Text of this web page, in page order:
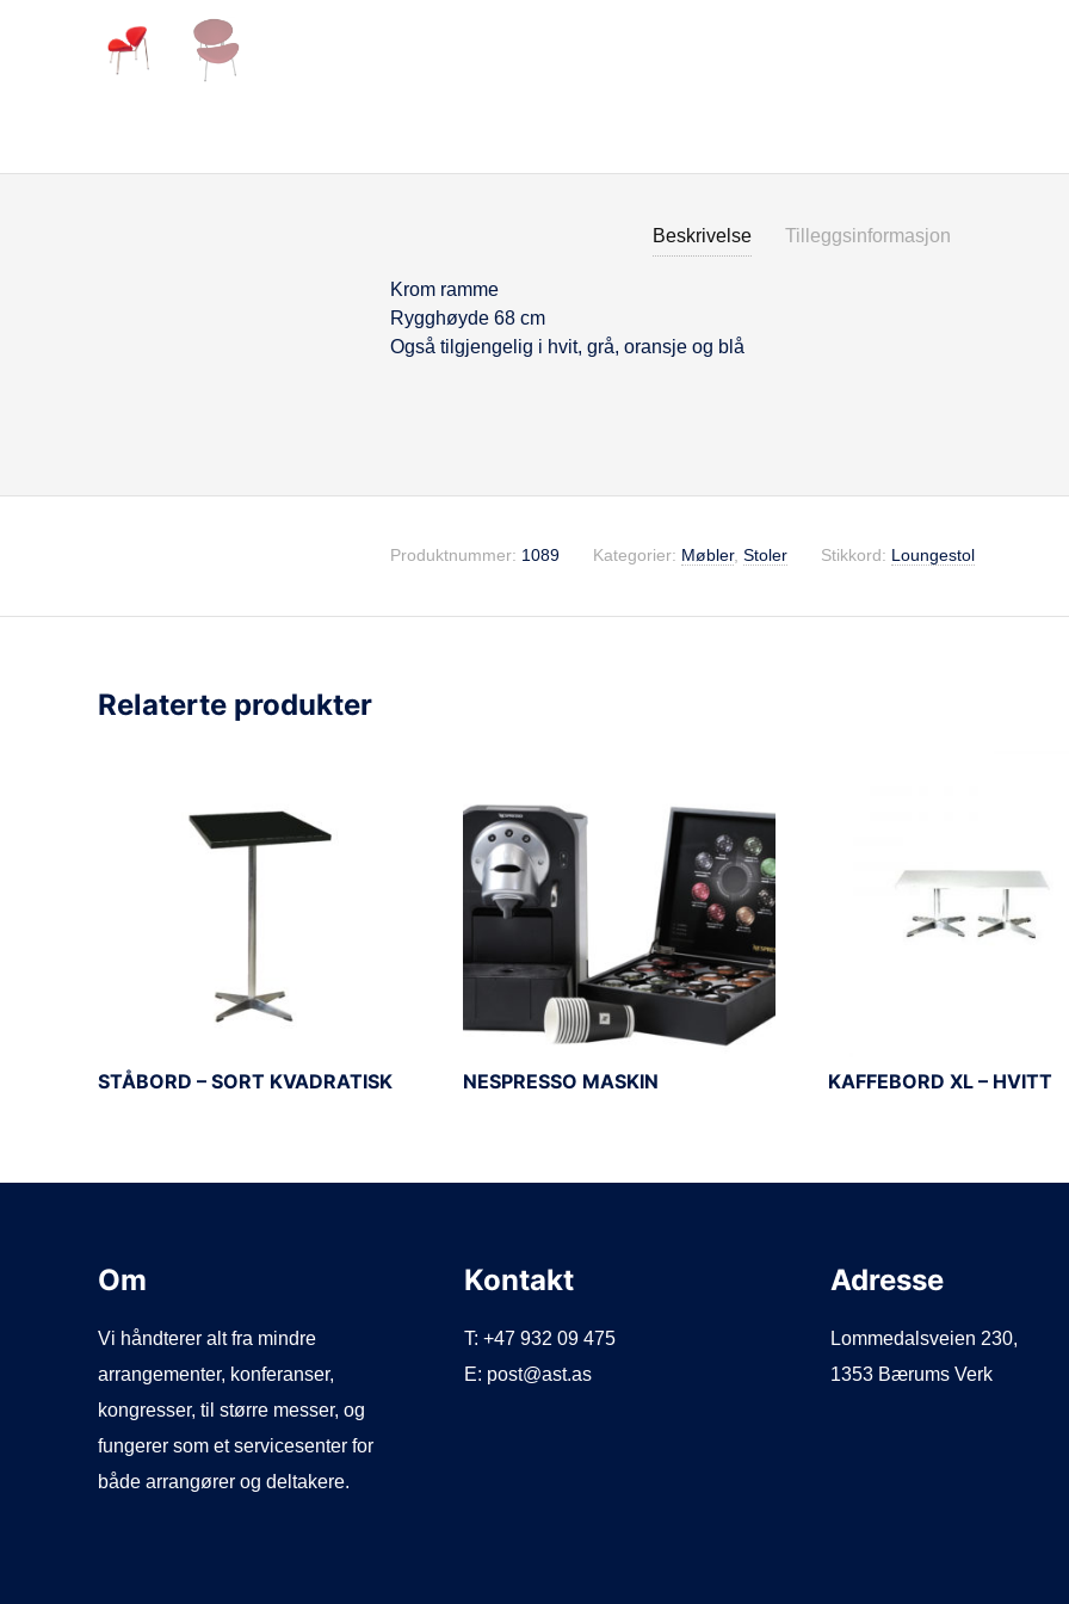
Beskrivelse Tilleggsinformasjon
Beskrivelse
Krom ramme
Rygghøyde 68 cm
Også tilgjengelig i hvit, grå, oransje og blå
Produktnummer: 1089 Kategorier: Møbler, Stoler Stikkord: Loungestol
Relaterte produkter
STÅBORD – SORT KVADRATISK NESPRESSO MASKIN KAFFEBORD XL – HVITT
Om
Vi håndterer alt fra mindre
arrangementer, konferanser,
kongresser, til større messer, og
fungerer som et servicesenter for
både arrangører og deltakere.
Kontakt
T: +47 932 09 475
E: post@ast.as
Adresse
Lommedalsveien 230,
1353 Bærums Verk